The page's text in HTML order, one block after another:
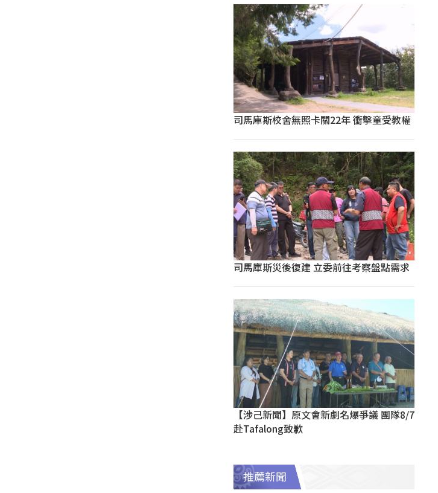
司馬庫斯校舍無照卡關22年 衝擊童受教權
司馬庫斯災後復建 立委前往考察盤點需求
【涉己新聞】原文會新劇名爆爭議 團隊8/7
赴Tafalong致歉
推薦新聞